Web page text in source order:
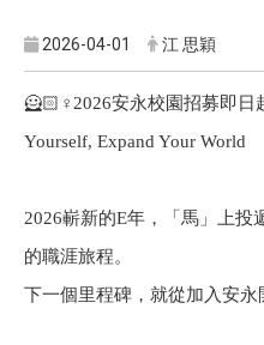
2026-04-01 江 思穎
🦸🏻 ♀️ 2026安永校園招募即日
Yourself, Expand Your World
2026嶄新的E年，「馬」上投
的職涯旅程。
下一個里程碑，就從加入安永